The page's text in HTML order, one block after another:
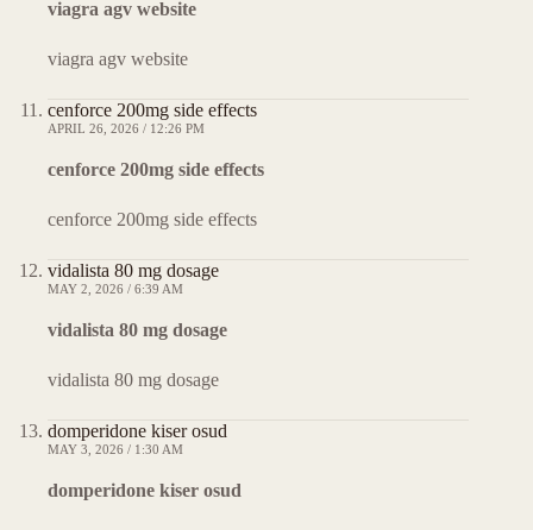
viagra agv website
viagra agv website
cenforce 200mg side effects
APRIL 26, 2026 / 12:26 PM
cenforce 200mg side effects
cenforce 200mg side effects
vidalista 80 mg dosage
MAY 2, 2026 / 6:39 AM
vidalista 80 mg dosage
vidalista 80 mg dosage
domperidone kiser osud
MAY 3, 2026 / 1:30 AM
domperidone kiser osud